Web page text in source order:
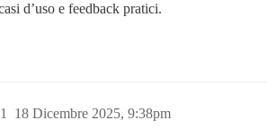
d’uso e feedback pratici.
18 Dicembre 2025, 9:38pm